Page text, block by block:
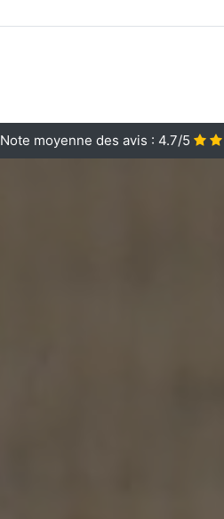
Note moyenne des avis : 4.7/5